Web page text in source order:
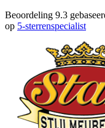
Beoordeling 9.3
op 5-sterrenspecialist